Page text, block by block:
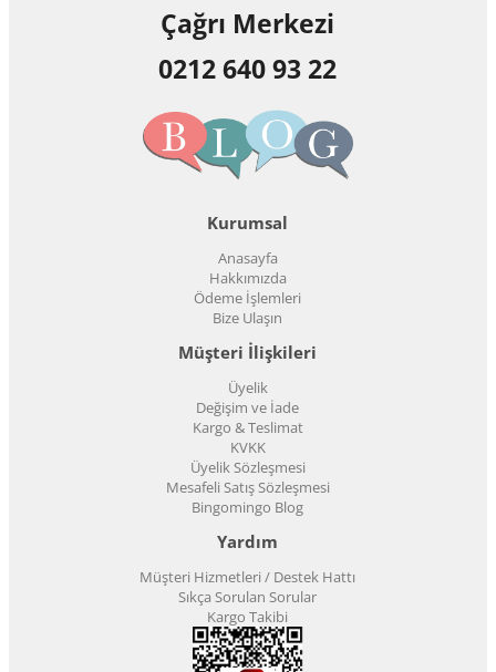
Çağrı Merkezi
0212 640 93 22
Kurumsal
Anasayfa
Hakkımızda
Ödeme İşlemleri
Bize Ulaşın
Müşteri İlişkileri
Üyelik
Değişim ve İade
Kargo & Teslimat
KVKK
Üyelik Sözleşmesi
Mesafeli Satış Sözleşmesi
Bingomingo Blog
Yardım
Müşteri Hizmetleri / Destek Hattı
Sıkça Sorulan Sorular
Kargo Takibi